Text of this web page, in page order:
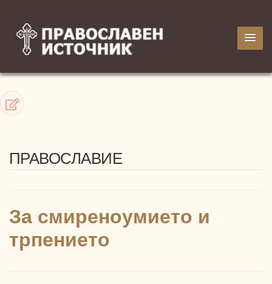
ПРАВОСЛАВИЕ
За смиреноумието и
трпението